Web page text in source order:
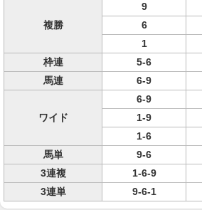
複勝
9
6
1
枠連
5-6
馬連
6-9
ワイド
6-9
1-9
1-6
馬単
9-6
3連複
1-6-9
3連単
9-6-1